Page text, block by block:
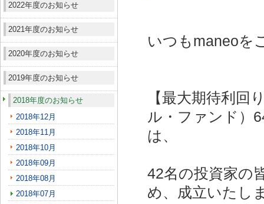
2022年度のお知らせ
2021年度のお知らせ
2020年度のお知らせ
2019年度のお知らせ
2018年度のお知らせ
2018年12月
2018年11月
2018年10月
2018年09月
2018年08月
2018年07月
いつもmaneoを
【最大期待利回
ル・ファンド）
は、
42名の投資家の
め、成立いたし